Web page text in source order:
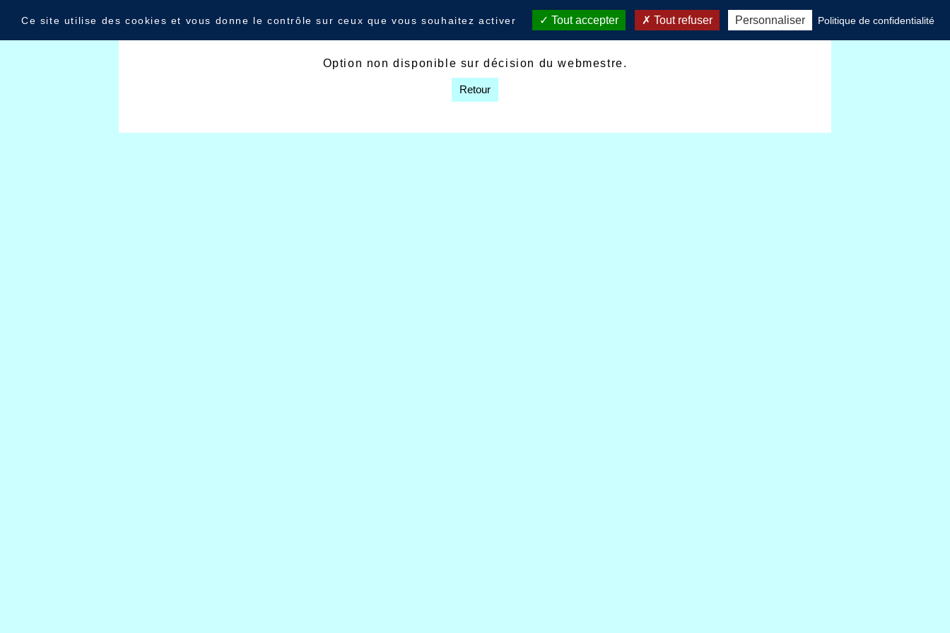
Livre d'or
Option non disponible sur décision du webmestre.
Retour
Ce site utilise des cookies et vous donne le contrôle sur ceux que vous souhaitez activer Tout accepter Tout refuser Personnaliser Politique de confidentialité